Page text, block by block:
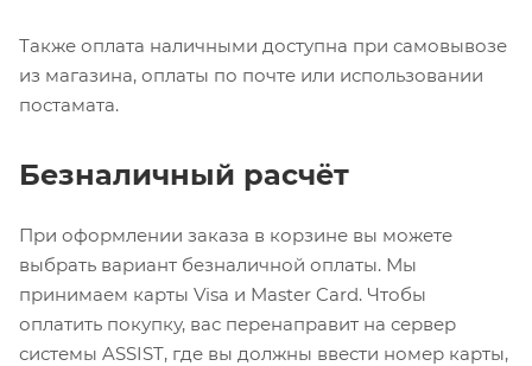
Также оплата наличными доступна при самовывозе
из магазина, оплаты по почте или использовании
постамата.
Безналичный расчёт
При оформлении заказа в корзине вы можете
выбрать вариант безналичной оплаты. Мы
принимаем карты Visa и Master Card. Чтобы
оплатить покупку, вас перенаправит на сервер
системы ASSIST, где вы должны ввести номер карты,